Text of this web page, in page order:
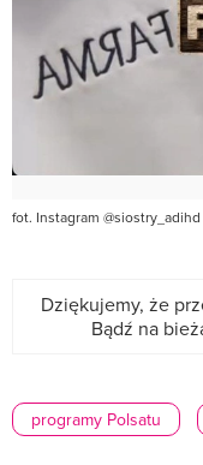
fot. Instagram @siostry_adihd
Dziękujemy, że
Bądź na
programy Polsatu